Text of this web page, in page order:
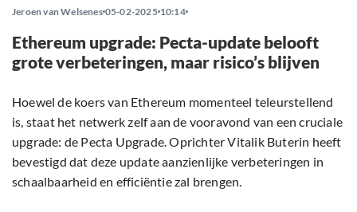
Jeroen van Welsenes 05-02-2025 10:14
Ethereum upgrade: Pecta-update belooft
grote verbeteringen, maar risico’s blijven
Hoewel de koers van Ethereum momenteel teleurstellend
is, staat het netwerk zelf aan de vooravond van een cruciale
upgrade: de Pecta Upgrade. Oprichter Vitalik Buterin heeft
bevestigd dat deze update aanzienlijke verbeteringen in
schaalbaarheid en efficiëntie zal brengen.